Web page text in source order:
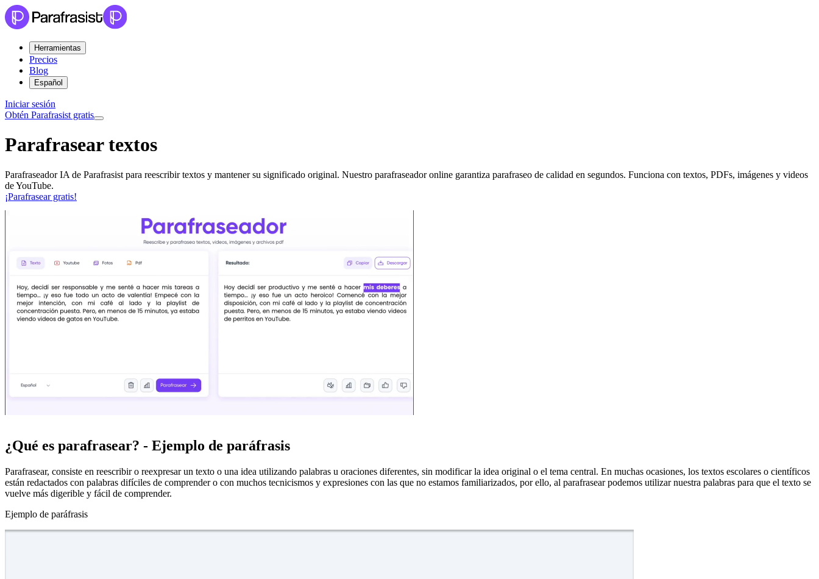
Herramientas
Precios
Blog
Español
Iniciar sesión
Obtén Parafrasist gratis
Parafraseartextos
Parafraseador IA de Parafrasist para reescribir textos y mantener su significado original. Nuestro parafraseador online garantiza parafraseo de calidad en segundos. Funciona con textos, PDFs, imágenes y videos
de YouTube.
¡Parafrasear gratis!
¿Qué es parafrasear? - Ejemplo de paráfrasis
Parafrasear, consiste en reescribir o reexpresar un texto o una idea utilizando palabras u oraciones diferentes, sin modificar la idea original o el tema central. En muchas ocasiones, los textos escolares o científicos
están redactados con palabras difíciles de comprender o con muchos tecnicismos y expresiones con las que no estamos familiarizados, por ello, al parafrasear podemos utilizar nuestra palabras para que el texto se
vuelve más digerible y fácil de comprender.
Ejemplo de paráfrasis